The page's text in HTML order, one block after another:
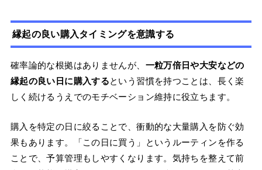
縁起の良い購入タイミングを意識する
確率論的な根拠はありませんが、 一粒万倍日や大安などの
縁起の良い日に購入するという習慣を持つことは、長く楽
しく続けるうえでのモチベーション維持に役立ちます。
購入を特定の日に絞ることで、衝動的な大量購入を防ぐ効
果もあります。「この日に買う」というルーティンを作る
ことで、予算管理もしやすくなります。気持ちを整えて前